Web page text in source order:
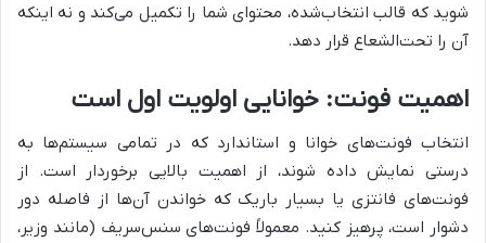
شوید که قالب انتخاب‌شده، محتوای شما را تکمیل می‌کند و نه اینکه
آن را تحت‌الشعاع قرار دهد.
اهمیت فونت: خوانایی اولویت اول است
انتخاب فونت‌های خوانا و استاندارد که در تمامی سیستم‌ها به
درستی نمایش داده شوند، از اهمیت بالایی برخوردار است. از
فونت‌های فانتزی یا بسیار باریک که خواندن آن‌ها از فاصله دور
دشوار است، پرهیز کنید. معمولاً فونت‌های سنس‌سریف (مانند وزیر،